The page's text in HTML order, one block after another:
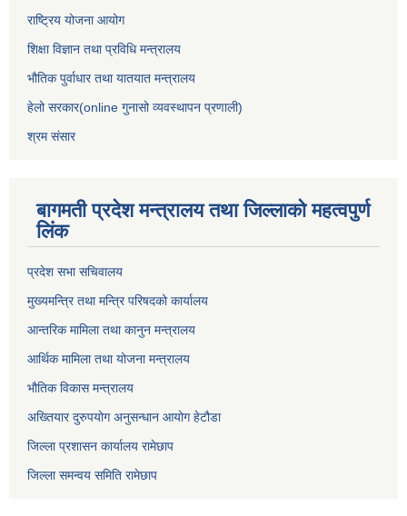
राष्ट्रिय योजना आयोग
शिक्षा विज्ञान तथा प्रविधि मन्त्रालय
भौतिक पुर्वाधार तथा यातयात मन्त्रालय
हेलो सरकार(online गुनासो व्यवस्थापन प्रणाली)
श्रम संसार
बागमती प्रदेश मन्त्रालय तथा जिल्लाको महत्वपुर्ण
लिंक
प्रदेश सभा सचिवालय
मुख्यमन्त्रि तथा मन्त्रि परिषदको कार्यालय
आन्तरिक मामिला तथा कानुन मन्त्रालय
आर्थिक मामिला तथा योजना मन्त्रालय
भौतिक विकास मन्त्रालय
अख्तियार दुरुपयोग अनुसन्धान आयोग हेटौडा
जिल्ला प्रशासन कार्यालय रामेछाप
जिल्ला समन्वय समिति रामेछाप